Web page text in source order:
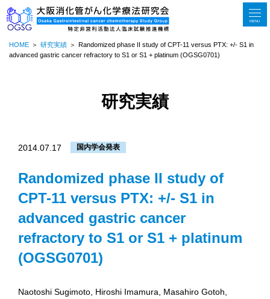
MENU
HOME 研究実績
Randomized phase II study of CPT-11 versus PTX: +/- S1 in
advanced gastric cancer refractory to S1 or S1 + platinum (OGSG0701)
研究実績
2014.07.17 国内学会発表
Randomized phase II study of
CPT-11 versus PTX: +/- S1 in
advanced gastric cancer
refractory to S1 or S1 + platinum
(OGSG0701)
Naotoshi Sugimoto, Hiroshi Imamura, Masahiro Gotoh,